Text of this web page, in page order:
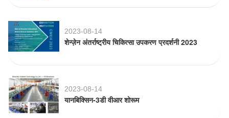
2023-08-14
शेन्ज़ेन अंतर्राष्ट्रीय चिकित्सा उपकरण प्रदर्शनी 2023
2023-08-14
यानबिक्सिन-3डी वीआर शोरूम